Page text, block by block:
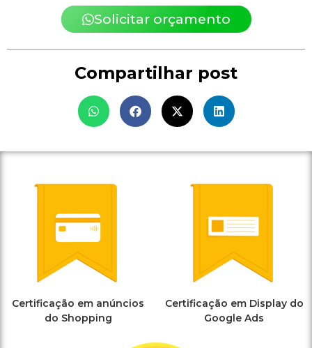
Solicitar orçamento
Compartilhar post
Certificação em anúncios
do Shopping
Certificação em Display do
Google Ads